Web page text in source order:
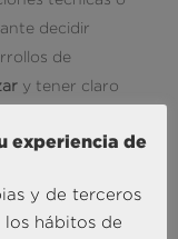
decidir
de
y tener claro
. La reciente
todos
en la
cliente. Por
experiencia de
y de terceros
los hábitos de